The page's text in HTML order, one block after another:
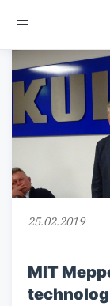
Toggle
25.02.2019
MIT